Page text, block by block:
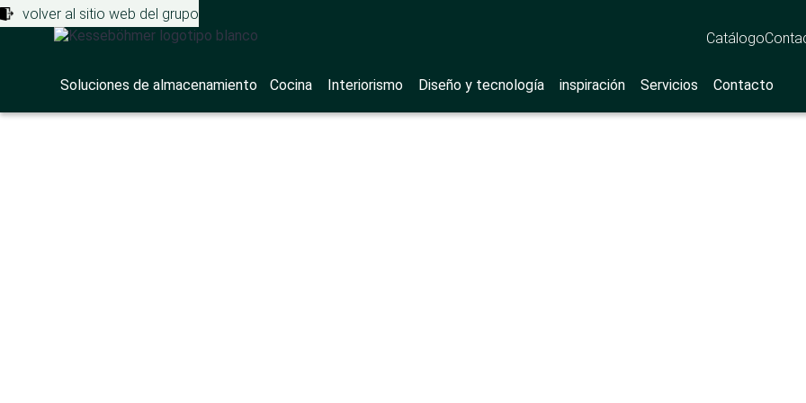
volver al sitio web del grupo
Catálogo
Soluciones de almacenamiento Cocina Interiorismo Diseño y tecnología inspiración Servicios Contacto